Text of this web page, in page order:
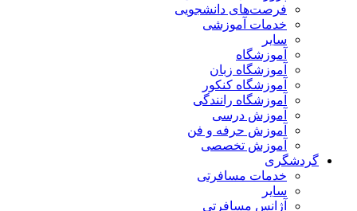
فرصت‌های دانشجویی
خدمات آموزشی
سایر
آموزشگاه
آموزشگاه زبان
آموزشگاه کنکور
آموزشگاه رانندگی
آموزش درسی
آموزش حرفه و فن
آموزش تخصصی
گردشگری
خدمات مسافرتی
سایر
آژانس مسافرتی